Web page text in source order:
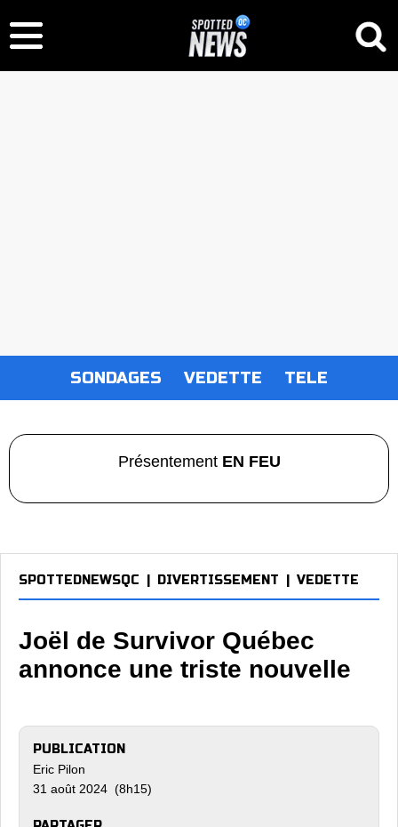
SONDAGES VEDETTE TELE
Présentement EN FEU
SPOTTEDNEWSQC DIVERTISSEMENT VEDETTE
Joël de Survivor Québec
annonce une triste nouvelle
PUBLICATION
Eric Pilon
31 août 2024 (8h15)